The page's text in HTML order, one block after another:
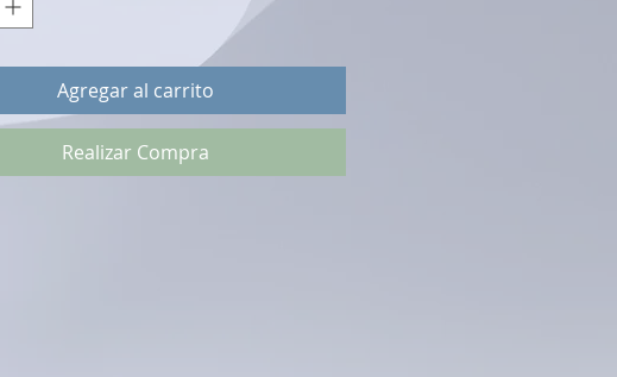
Agregar al carrito
Realizar Compra